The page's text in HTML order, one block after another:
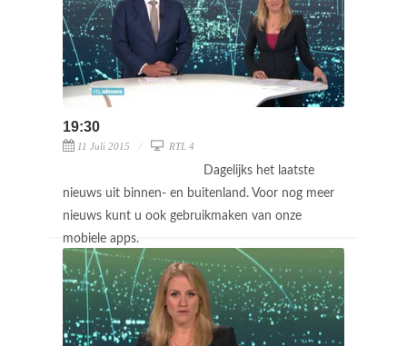
19:30
11 Juli 2015 RTL 4
Dagelijks het laatste
nieuws uit binnen- en buitenland. Voor nog meer
nieuws kunt u ook gebruikmaken van onze
mobiele apps.